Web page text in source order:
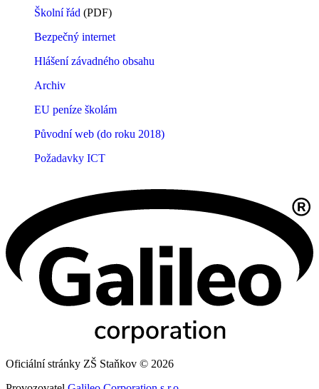
Školní řád (PDF)
Bezpečný internet
Hlášení závadného obsahu
Archiv
EU peníze školám
Původní web (do roku 2018)
Požadavky ICT
Oficiální stránky ZŠ Staňkov © 2026